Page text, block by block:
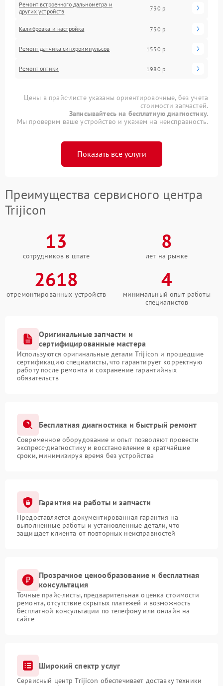
Ремонт встроенного дальнометра и
других устройств
730 р
Калибровка и настройка 730 р
Ремонт датчика синхроимпульсов 1530 р
Ремонт оптики 1980 р
Цены в прайс-листе указаны ориентировочные, без учета
стоимости запчастей.
Записывайтесь на бесплатную диагностику.
Мы проверим ваше устройство и укажем на неисправность.
Показать все услуги
Преимущества сервисного центра
Trijicon
13
сотрудников в штате
8
лет на рынке
2618
отремонтированных устройств
4
минимальный опыт работы
специалистов
Оригинальные запчасти и
сертифицированные мастера
Используются оригинальные детали Trijicon и прошедшие
сертификацию специалисты, что гарантирует корректную
работу после ремонта и сохранение гарантийных
обязательств
Бесплатная диагностика и быстрый ремонт
Современное оборудование и опыт позволяют провести
экспресс-диагностику и восстановление в кратчайшие
сроки, минимизируя время без устройства
Гарантия на работы и запчасти
Предоставляется документированная гарантия на
выполненные работы и установленные детали, что
защищает клиента от повторных неисправностей
Прозрачное ценообразование и бесплатная
консультация
Точные прайс-листы, предварительная оценка стоимости
ремонта, отсутствие скрытых платежей и возможность
бесплатной консультации по телефону или онлайн на
сайте
Широкий спектр услуг
Сервисный центр Trijicon обеспечивает доставку техники